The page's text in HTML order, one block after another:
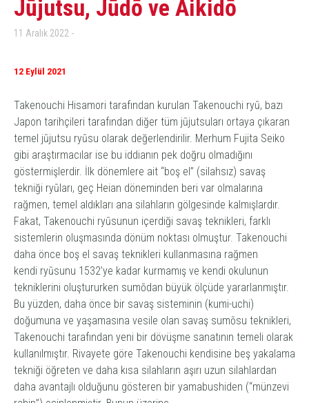
Jūjutsu, Jūdō ve Aikidō
11 Aralık 2022
12 Eylül 2021
Takenouchi Hisamori tarafından kurulan Takenouchi ryū, bazı
Japon tarihçileri tarafından diğer tüm jūjutsuları ortaya çıkaran
temel jūjutsu ryūsu olarak değerlendirilir. Merhum Fujita Seiko
gibi araştırmacılar ise bu iddianın pek doğru olmadığını
göstermişlerdir. İlk dönemlere ait “boş el” (silahsız) savaş
tekniği ryūları, geç Heian döneminden beri var olmalarına
rağmen, temel aldıkları ana silahların gölgesinde kalmışlardır.
Fakat, Takenouchi ryūsunun içerdiği savaş teknikleri, farklı
sistemlerin oluşmasında dönüm noktası olmuştur. Takenouchi
daha önce boş el savaş teknikleri kullanmasına rağmen
kendi ryūsunu 1532’ye kadar kurmamış ve kendi okulunun
tekniklerini oluştururken sumōdan büyük ölçüde yararlanmıştır.
Bu yüzden, daha önce bir savaş sisteminin (kumi-uchi)
doğumuna ve yaşamasına vesile olan savaş sumōsu teknikleri,
Takenouchi tarafından yeni bir dövüşme sanatının temeli olarak
kullanılmıştır. Rivayete göre Takenouchi kendisine beş yakalama
tekniği öğreten ve daha kısa silahların aşırı uzun silahlardan
daha avantajlı olduğunu gösteren bir yamabushiden (“münzevi